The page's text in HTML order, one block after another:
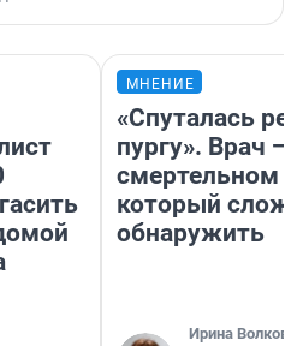
МНЕНИЕ
«Спуталась
пургу». Врач —
смертельном
который
обнаружить
Ирина Волкова